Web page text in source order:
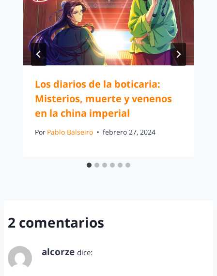
Los diarios de la boticaria:
Misterios, muerte y venenos
en la china imperial
Por Pablo Balseiro febrero 27, 2024
2 comentarios
alcorze dice: